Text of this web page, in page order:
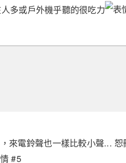
多或戶外機乎聽的很吃力
來電鈴聲也一樣比較小聲... 恕